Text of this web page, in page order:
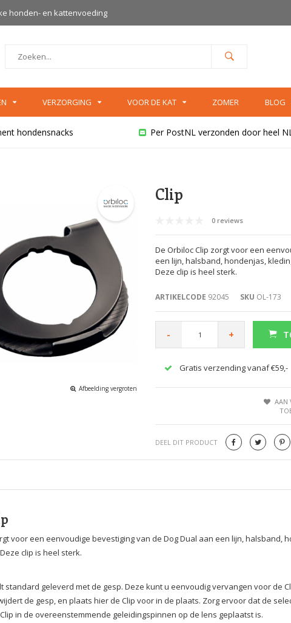
honden- en kattenvoeding
VERZORGING VOOR DE KAT ZOMER BLOG
hondensnacks Per PostNL verzonden door heel
Afbeelding vergroten
Clip
0 reviews
De Orbiloc Clip zorgt voor een
een lijn, halsband, hondenjas,
Deze clip is heel sterk.
ARTIKELCODE 92045 SKU OL-173
- +
Gratis verzending vanaf €59,-
AAN
DEEL DIT PRODUCT
voor een eenvoudige bevestiging van de Dog Dual aan een lijn, halsband,
clip is heel sterk.
standard geleverd met de gesp. Deze kunt u eenvoudig vervangen voor de
de gesp, en plaats hier de Clip voor in de plaats. Zorg ervoor dat de
in de overeenstemmende geleidingspinnen op de lens geplaatst is.